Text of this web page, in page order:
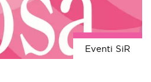
Eventi SiR